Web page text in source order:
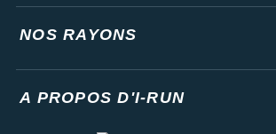
NOS RAYONS
A PROPOS D'I-RUN